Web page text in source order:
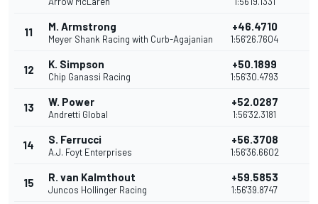
11 M. Armstrong
Meyer Shank Racing with Curb-Agajanian
+46.4710
1:56'26.7604
12 K. Simpson
Chip Ganassi Racing
+50.1899
1:56'30.4793
13 W. Power
Andretti Global
+52.0287
1:56'32.3181
14 S. Ferrucci
A.J. Foyt Enterprises
+56.3708
1:56'36.6602
15 R. van Kalmthout
Juncos Hollinger Racing
+59.5853
1:56'39.8747